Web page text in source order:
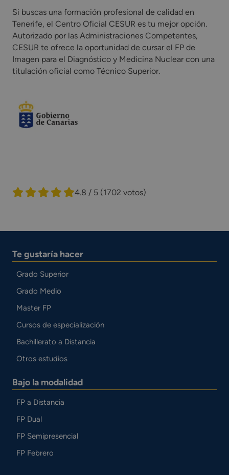
Si buscas una formación profesional de calidad en
Tenerife, el Centro Oficial CESUR es tu mejor opción.
Autorizado por las Administraciones Competentes,
CESUR te ofrece la oportunidad de cursar el FP de
Imagen para el Diagnóstico y Medicina Nuclear con una
titulación oficial como Técnico Superior.
4.8 / 5 (1702 votos)
Te gustaría hacer
Grado Superior
Grado Medio
Master FP
Cursos de especialización
Bachillerato a Distancia
Otros estudios
Bajo la modalidad
FP a Distancia
FP Dual
FP Semipresencial
FP Febrero